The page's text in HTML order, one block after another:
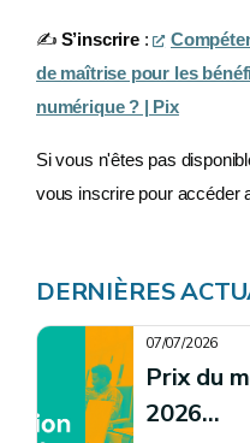
✍️ S’inscrire:
de maîtrise pour les
numérique ? | Pix
Si vous n'êtes pas
vous inscrire pour accéder
DERNIÈRES
07/07/2026
Prix du
2026...